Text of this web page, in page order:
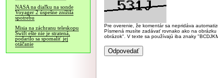
NASA na diaľku na sonde
Voyager 2 úspešne znížila
spotrebu
Misia na záchranu teleskopu
Swift ešte nie je stratená,
podarilo sa spomaliť jej
otáčanie
Pre overenie, že komentár sa nepridáva
Písmená musíte zadávať rovnako ako na
obrázok". V texte sa používajú iba znaky